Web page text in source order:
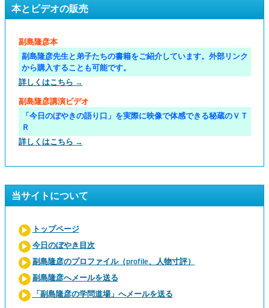
本とビデオの販売
副島隆彦本
副島隆彦先生と弟子たちの書籍をご紹介しています。外部リンク
から購入することも可能です。
詳しくはこちら →
副島隆彦講演ビデオ
「今日のぼやきの語り口」を実際に映像で体感できる秘蔵のＶＴ
Ｒ
詳しくはこちら →
当サイトについて
トップページ
今日のぼやき目次
副島隆彦のプロファイル（profile、人物寸評）
副島隆彦へメールを送る
「副島隆彦の学問道場」へメールを送る